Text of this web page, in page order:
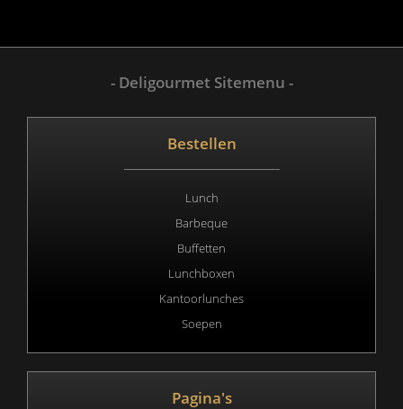
- Deligourmet Sitemenu -
Bestellen
Lunch
Barbeque
Buffetten
Lunchboxen
Kantoorlunches
Soepen
Pagina's